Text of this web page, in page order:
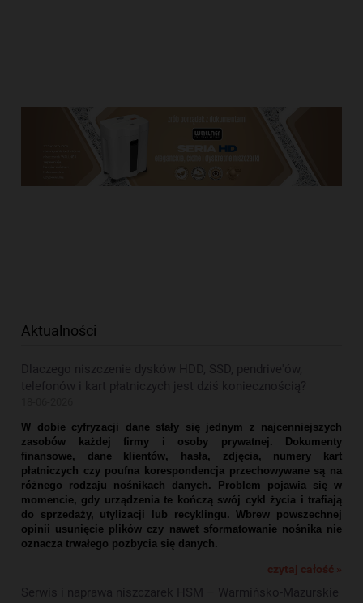
Aktualności
Dlaczego niszczenie dysków HDD, SSD, pendrive'ów,
telefonów i kart płatniczych jest dziś koniecznością?
W dobie cyfryzacji dane stały się jednym z najcenniejszych
zasobów każdej firmy i osoby prywatnej. Dokumenty
finansowe, dane klientów, hasła, zdjęcia, numery kart
płatniczych czy poufna korespondencja przechowywane są na
różnego rodzaju nośnikach danych. Problem pojawia się w
momencie, gdy urządzenia te kończą swój cykl życia i trafiają
do sprzedaży, utylizacji lub recyklingu. Wbrew powszechnej
opinii usunięcie plików czy nawet sformatowanie nośnika nie
oznacza trwałego pozbycia się danych.
czytaj całość »
Serwis i naprawa niszczarek HSM – Warmińsko-Mazurskie